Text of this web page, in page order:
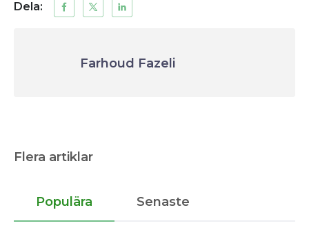
Dela:
Farhoud Fazeli
Flera artiklar
Populära Senaste